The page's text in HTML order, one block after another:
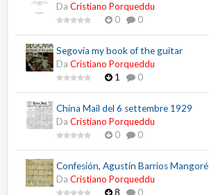
Da Cristiano Porqueddu
0
0
Segovia my book of the guitar
Da Cristiano Porqueddu
1
0
China Mail del 6 settembre 1929
Da Cristiano Porqueddu
0
0
Confesión, Agustín Barrios Mangoré
Da Cristiano Porqueddu
8
0